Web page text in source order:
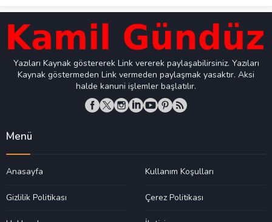
Yazıları Kaynak göstererek Link vererek paylaşabilirsiniz. Yazıları
Kaynak göstermeden Link vermeden paylaşmak yasaktır. Aksi
halde kanuni işlemler başlatılır.
Menü
Anasayfa Kullanım Koşulları
Gizlilik Politikası Çerez Politikası